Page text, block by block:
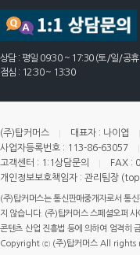
상담 : 평일 09:30 ~ 17:30 (토/일/공휴
점심 : 12:30 ~ 13:30
(주)탑커머스 대표자 : 나이엽
사업자등록번호 : 113-86-63057
고객센터 : 1:1상담문의
FAX :
개인정보보호책임자 : 관리팀장
(주)탑커머스는 통신판매중개자로서 통
지 않습니다. (주)탑커머스 스페셜오퍼
콘텐츠 산업 진흥법 등에 의하여 엄격히
Copyright ⓒ (주)탑커머스 All rights